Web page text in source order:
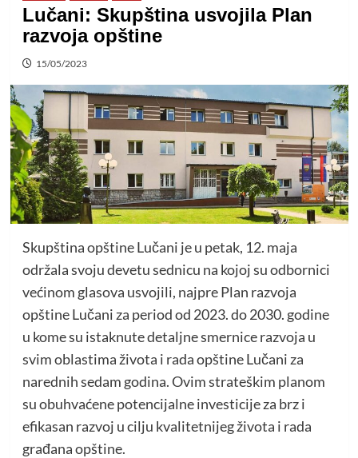
Lučani: Skupština usvojila Plan
razvoja opštine
15/05/2023
Skupština opštine Lučani je u petak, 12. maja
održala svoju devetu sednicu na kojoj su odbornici
većinom glasova usvojili, najpre Plan razvoja
opštine Lučani za period od 2023. do 2030. godine
u kome su istaknute detaljne smernice razvoja u
svim oblastima života i rada opštine Lučani za
narednih sedam godina. Ovim strateškim planom
su obuhvaćene potencijalne investicije za brz i
efikasan razvoj u cilju kvalitetnijeg života i rada
građana opštine.